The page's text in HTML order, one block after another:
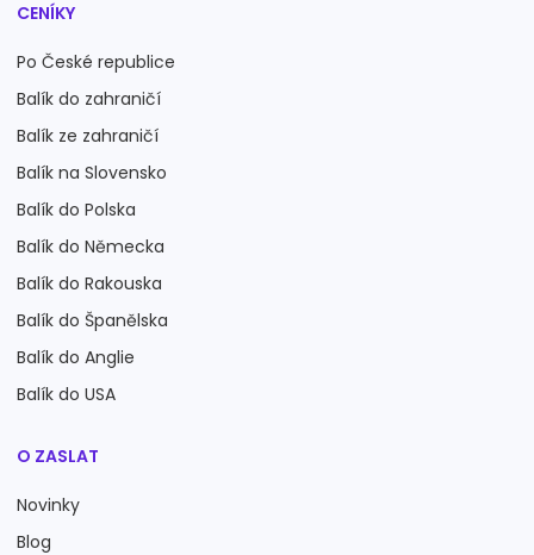
CENÍKY
Po České republice
Balík do zahraničí
Balík ze zahraničí
Balík na Slovensko
Balík do Polska
Balík do Německa
Balík do Rakouska
Balík do Španělska
Balík do Anglie
Balík do USA
O ZASLAT
Novinky
Blog